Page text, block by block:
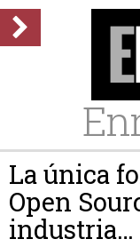
La única
Open
industria…